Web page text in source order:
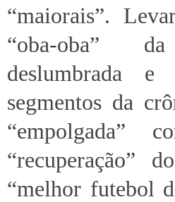
“maiorais”.
“oba-oba”
deslumbrada e
segmentos da
“empolgada”
“recuperação”
“melhor futebol